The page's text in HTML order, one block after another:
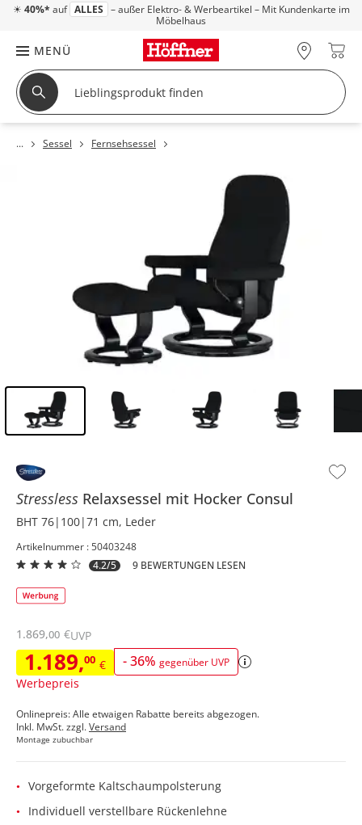
☀ 40%* auf ALLES – außer Elektro- & Werbeartikel – Mit Kundenkarte im
Möbelhaus
MENÜ
Sessel Fernsehsessel
Stressless Relaxsessel mit Hocker Consul
BHT 76|100|71 cm, Leder
Artikelnummer : 50403248
4.2/5
9 BEWERTUNGEN LESEN
1.189,00 € -36% gegenüber UVP
Werbepreis
1.869,00 €UVP
Onlinepreis: Alle etwaigen Rabatte bereits abgezogen.
Inkl. MwSt. zzgl.Versand
Montage zubuchbar
Vorgeformte Kaltschaumpolsterung
Individuell verstellbare Rückenlehne